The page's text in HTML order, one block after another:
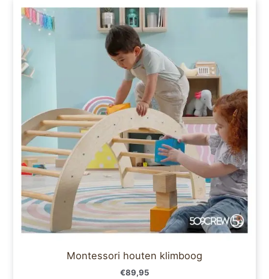
Montessori houten klimboog
€89,95